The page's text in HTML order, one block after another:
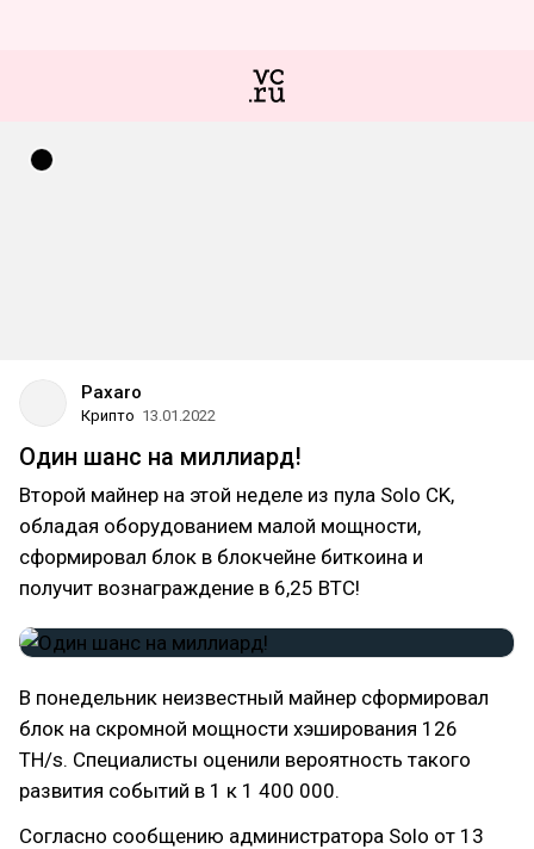
Paxaro
Крипто 13.01.2022
Один шанс на миллиард!
Второй майнер на этой неделе из пула Solo CK,
обладая оборудованием малой мощности,
сформировал блок в блокчейне биткоина и
получит вознаграждение в 6,25 BTC!
В понедельник неизвестный майнер сформировал
блок на скромной мощности хэширования 126
TH/s. Специалисты оценили вероятность такого
развития событий в 1 к 1 400 000.
Согласно сообщению администратора Solo от 13